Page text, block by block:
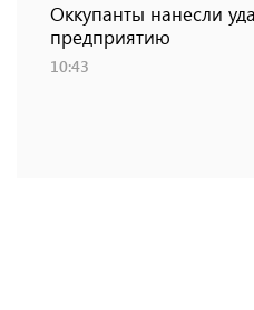
Оккупанты нанесли
предприятию
10:43